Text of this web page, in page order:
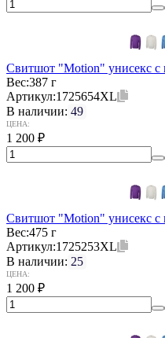
Свитшот "Motion" унисекс с
Вес:387 г
Артикул:1725654XL
В наличии: 49
ЦЕНА:
1 200 ₽
Свитшот "Motion" унисекс с
Вес:475 г
Артикул:1725253XL
В наличии: 25
ЦЕНА:
1 200 ₽